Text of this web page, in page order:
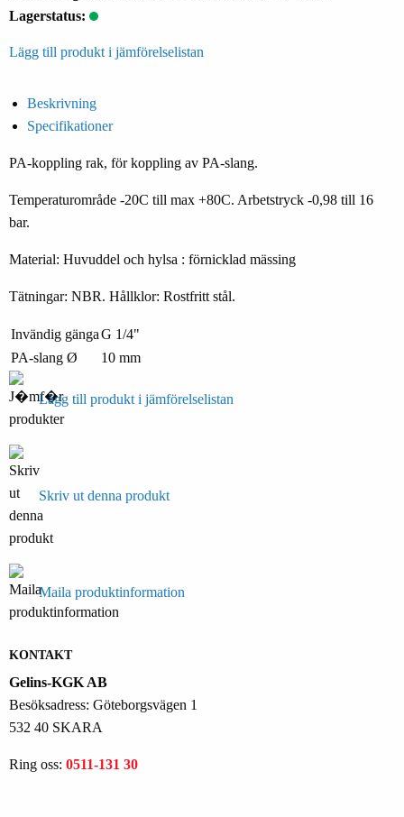
Lagerstatus:
Lägg till produkt i jämförelselistan
Beskrivning
Specifikationer
PA-koppling rak, för koppling av PA-slang.
Temperaturområde -20C till max +80C. Arbetstryck -0,98 till 16
bar.
Material: Huvuddel och hylsa : förnicklad mässing
Tätningar: NBR. Hållklor: Rostfritt stål.
Invändig gängaG 1/4"
PA-slang Ø
10 mm
Lägg till produkt i jämförelselistan
Skriv ut denna produkt
Maila produktinformation
KONTAKT
Gelins-KGK AB
Besöksadress: Göteborgsvägen 1
532 40 SKARA
Ring oss: 0511-131 30